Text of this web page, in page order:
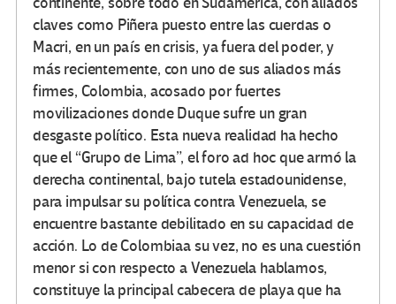
claves como Piñera puesto entre las cuerdas o
Macri, en un país en crisis, ya fuera del poder, y
más recientemente, con uno de sus aliados más
firmes, Colombia, acosado por fuertes
movilizaciones donde Duque sufre un gran
desgaste político. Esta nueva realidad ha hecho
que el “Grupo de Lima”, el foro ad hoc que armó la
derecha continental, bajo tutela estadounidense,
para impulsar su política contra Venezuela, se
encuentre bastante debilitado en su capacidad de
acción. Lo de Colombiaa su vez, no es una cuestión
menor si con respecto a Venezuela hablamos,
constituye la principal cabecera de playa que ha